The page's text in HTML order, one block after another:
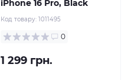
iPhone 16 Pro, Black
Код товару: 1011495
0
1 299 грн.